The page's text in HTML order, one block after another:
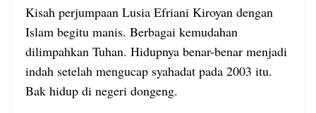
Kisah perjumpaan Lusia Efriani Kiroyan dengan
Islam begitu manis. Berbagai kemudahan
dilimpahkan Tuhan. Hidupnya benar-benar menjadi
indah setelah mengucap syahadat pada 2003 itu.
Bak hidup di negeri dongeng.